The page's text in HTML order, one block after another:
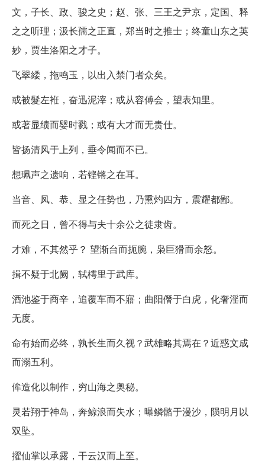
文，子长、政、骏之史；赵、张、三王之尹京，定国、释
之之听理；汲长孺之正直，郑当时之推士；终童山东之英
妙，贾生洛阳之才子。
飞翠緌，拖鸣玉，以出入禁门者众矣。
或被髮左袵，奋迅泥滓；或从容傅会，望表知里。
或著显绩而婴时戮；或有大才而无贵仕。
皆扬清风于上列，垂令闻而不已。
想珮声之遗响，若铿锵之在耳。
当音、凤、恭、显之任势也，乃熏灼四方，震耀都鄙。
而死之日，曾不得与夫十余公之徒隶齿。
才难，不其然乎？ 望渐台而扼腕，枭巨猾而余怒。
揖不疑于北阙，轼樗里于武库。
酒池鉴于商辛，追覆车而不寤；曲阳僭于白虎，化奢淫而
无度。
命有始而必终，孰长生而久视？武雄略其焉在？近惑文成
而溺五利。
侔造化以制作，穷山海之奥秘。
灵若翔于神岛，奔鲸浪而失水；曝鳞骼于漫沙，陨明月以
双坠。
擢仙掌以承露，干云汉而上至。